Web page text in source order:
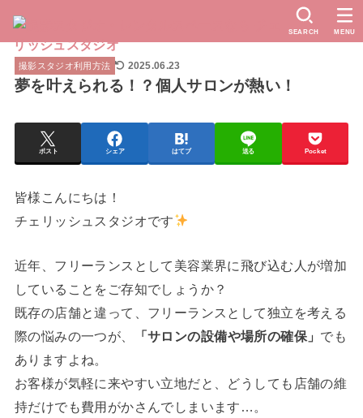
SEARCH MENU
撮影スタジオ利用方法 2025.06.23
夢を叶えられる！？個人サロンが熱い！
ポスト シェア はてブ 送る Pocket
皆様こんにちは！
チェリッシュスタジオです
近年、フリーランスとして美容業界に飛び込む人が増加
していることをご存知でしょうか？
既存の店舗と違って、フリーランスとして独立を考える
際の悩みの一つが、
「サロンの設備や場所の確保」 で も
ありますよね。
お客様が気軽に来やすい立地だと、どうしても店舗の維
持だけでも費用がかさんでしまいます…。